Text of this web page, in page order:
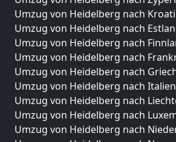
Umzug von Heidelberg nach
Umzug von Heidelberg nach
Umzug von Heidelberg nach
Umzug von Heidelberg nach
Umzug von Heidelberg nach
Umzug von Heidelberg nach Italien
Umzug von Heidelberg nach
Umzug von Heidelberg nach
Umzug von Heidelberg nach